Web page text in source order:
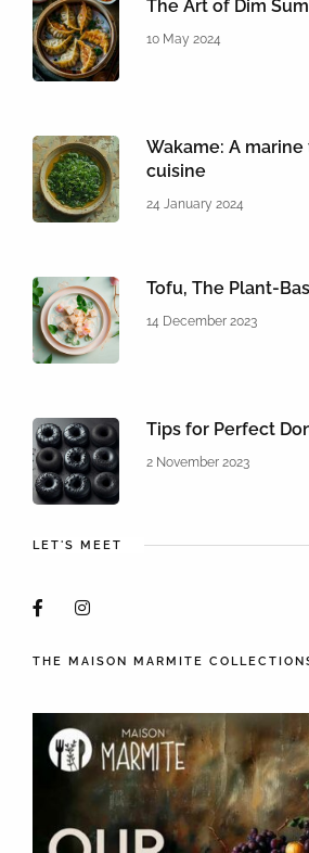
The Art of Dim Sum
10 May 2024
Wakame: A
cuisine
24 January 2024
Tofu, The Plant-
14 December 2023
Tips for Perfect
2 November 2023
LET'S MEET
THE MAISON MARMITE